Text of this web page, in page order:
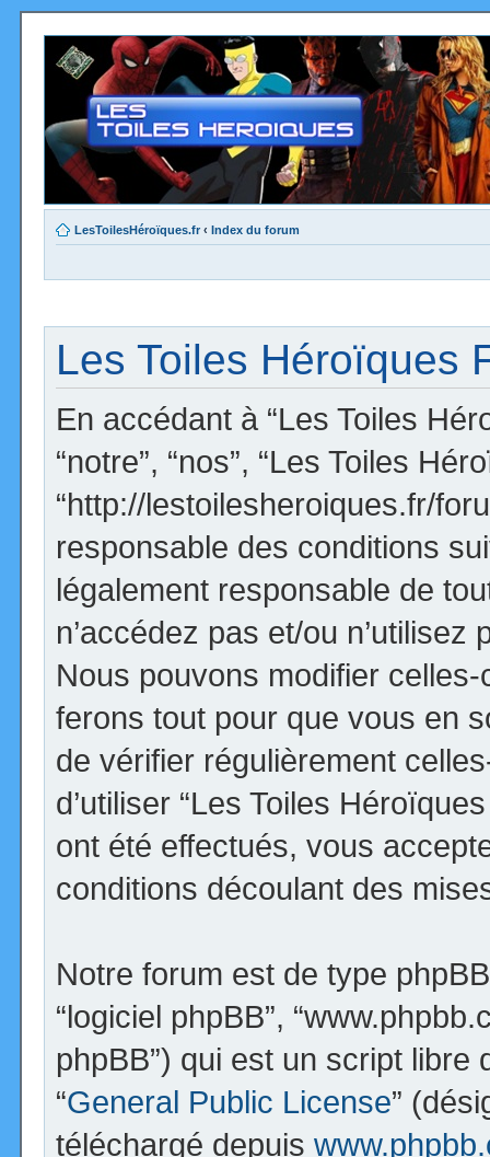
LesToilesHéroïques.fr ‹ Index du forum
Les Toiles Héroïques
En accédant à “Les Toiles
“notre”, “nos”, “Les Toiles
“http://lestoilesheroiques.fr/
responsable des conditions
légalement responsable de
n’accédez pas et/ou n’utilisez
Nous pouvons modifier
ferons tout pour que vous en
de vérifier régulièrement
d’utiliser “Les Toiles
ont été effectués, vous
conditions découlant des
Notre forum est de type phpBB
“logiciel phpBB”,
phpBB”) qui est un script
“General Public License”
téléchargé depuis